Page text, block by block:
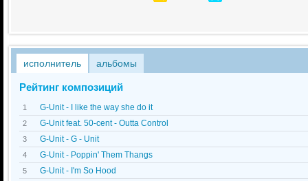
исполнитель альбомы
Рейтинг композиций
1 G-Unit - I like the way she do it
2 G-Unit feat. 50-cent - Outta Control
3 G-Unit - G - Unit
4 G-Unit - Poppin' Them Thangs
5 G-Unit - I'm So Hood